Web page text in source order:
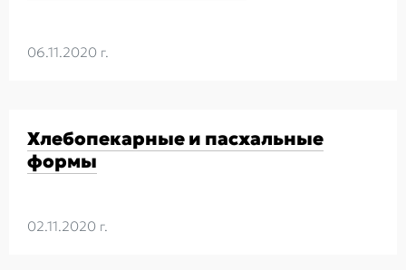
06.11.2020 г.
Хлебопекарные и пасхальные
формы
02.11.2020 г.